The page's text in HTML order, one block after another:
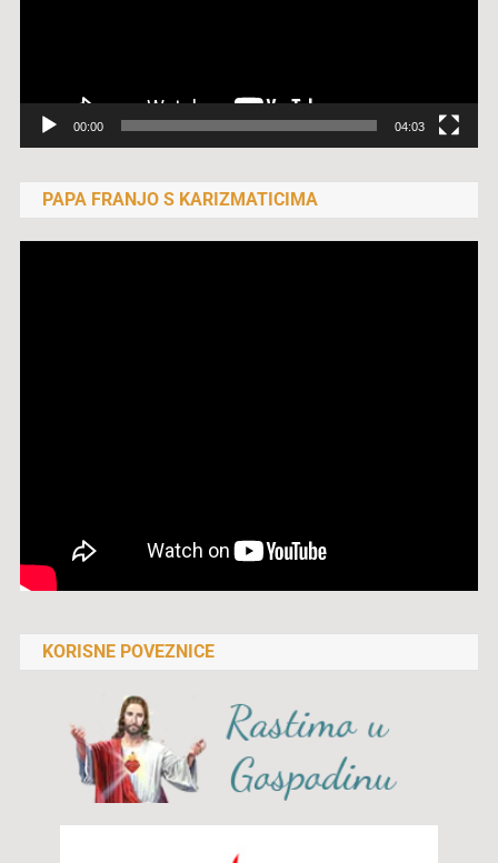
00:00 04:03
PAPA FRANJO S KARIZMATICIMA
KORISNE POVEZNICE